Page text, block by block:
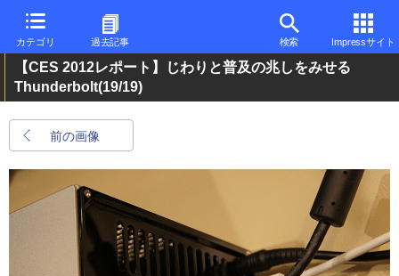
カテゴリ 過去記事 検索 Impressサイト
【CES 2012レポート】じわりと普及の兆しをみせる
Thunderbolt(19/19)
前の画像